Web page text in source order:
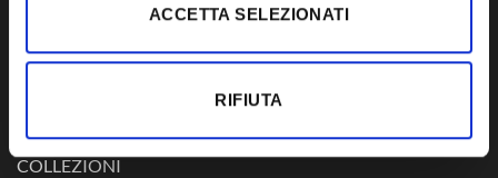
ACCETTA SELEZIONATI
RIFIUTA
Fax +39 041 5158133
COLLEZIONI